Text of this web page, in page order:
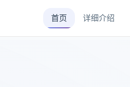
首页 详细介绍